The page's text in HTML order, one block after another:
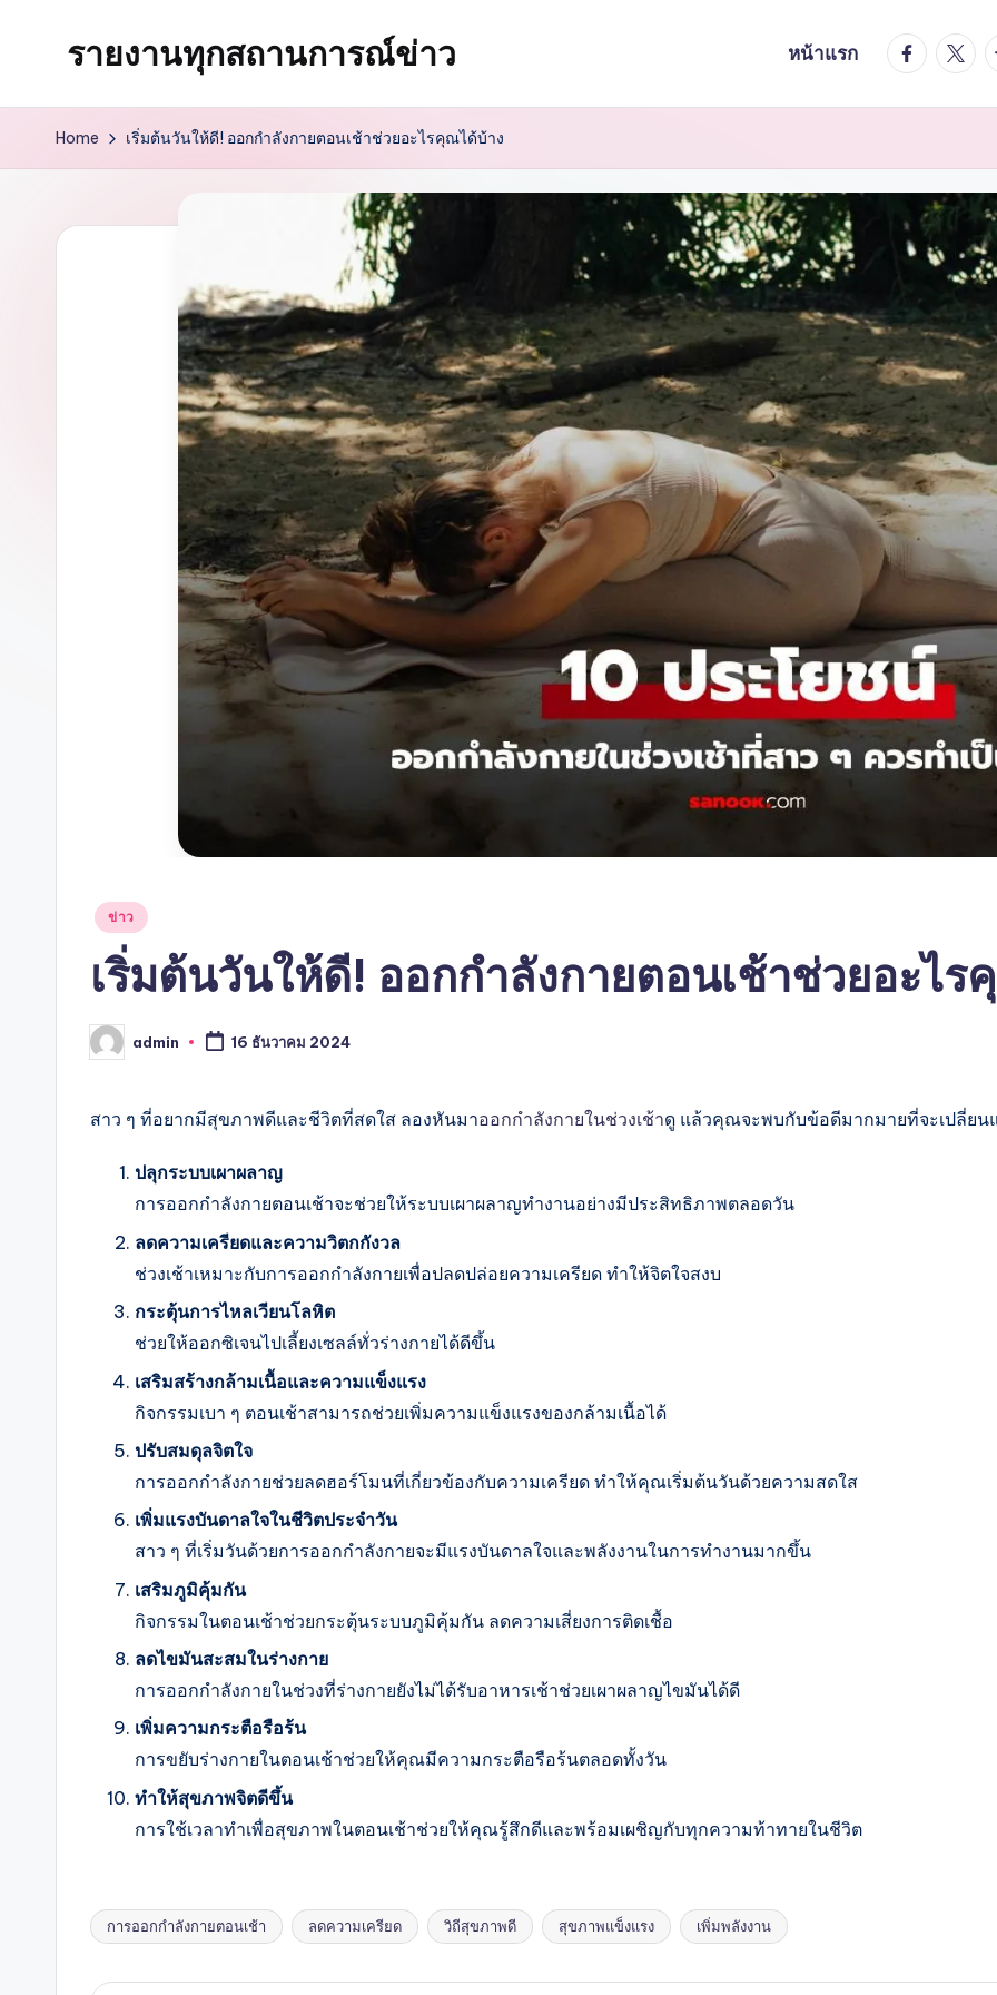
รายงานทุกสถานการณ์ข่าว หน้าแรก
Home เริ่มต้นวันให้ดี! ออกกำลังกายตอนเช้าช่วยอะไรคุณได้บ้าง
Posted
ข่าว
เริ่มต้นวันให้ดี! ออกกำลังกายตอนเช้าช่วยอะไร
Posted
by
admin 16 ธันวาคม 2024
สาว ๆ ที่อยากมีสุขภาพดีและชีวิตที่สดใส ลองหันมาออกกำลังกายในช่วงเช้าดู แล้วคุณจะพบกับข้อดีมากมายที่จะเปลี่ยน
ปลุกระบบเผาผลาญ
การออกกำลังกายตอนเช้าจะช่วยให้ระบบเผาผลาญทำงานอย่างมีประสิทธิภาพตลอดวัน
ลดความเครียดและความวิตกกังวล
ช่วงเช้าเหมาะกับการออกกำลังกายเพื่อปลดปล่อยความเครียด ทำให้จิตใจสงบ
กระตุ้นการไหลเวียนโลหิต
ช่วยให้ออกซิเจนไปเลี้ยงเซลล์ทั่วร่างกายได้ดีขึ้น
เสริมสร้างกล้ามเนื้อและความแข็งแรง
กิจกรรมเบา ๆ ตอนเช้าสามารถช่วยเพิ่มความแข็งแรงของกล้ามเนื้อได้
ปรับสมดุลจิตใจ
การออกกำลังกายช่วยลดฮอร์โมนที่เกี่ยวข้องกับความเครียด ทำให้คุณเริ่มต้นวันด้วยความสดใส
เพิ่มแรงบันดาลใจในชีวิตประจำวัน
สาว ๆ ที่เริ่มวันด้วยการออกกำลังกายจะมีแรงบันดาลใจและพลังงานในการทำงานมากขึ้น
เสริมภูมิคุ้มกัน
กิจกรรมในตอนเช้าช่วยกระตุ้นระบบภูมิคุ้มกัน ลดความเสี่ยงการติดเชื้อ
ลดไขมันสะสมในร่างกาย
การออกกำลังกายในช่วงที่ร่างกายยังไม่ได้รับอาหารเช้าช่วยเผาผลาญไขมันได้ดี
เพิ่มความกระตือรือร้น
การขยับร่างกายในตอนเช้าช่วยให้คุณมีความกระตือรือร้นตลอดทั้งวัน
ทำให้สุขภาพจิตดีขึ้น
การใช้เวลาทำเพื่อสุขภาพในตอนเช้าช่วยให้คุณรู้สึกดีและพร้อมเผชิญกับทุกความท้าทายในชีวิต
Tags:
การออกกำลังกายตอนเช้า ลดความเครียด วิถีสุขภาพดี สุขภาพแข็งแรง เพิ่มพลังงาน